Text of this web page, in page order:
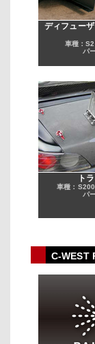
ディフュー
車種：
パ
ト
車種：
パ
C-WEST